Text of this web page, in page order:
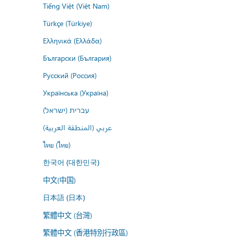
Tiếng Việt (Việt Nam)
Türkçe (Türkiye)
Ελληνικά (Ελλάδα)
Български (България)
Русский (Россия)
Українська (Україна)
עברית (ישראל)
عربي (المنطقة العربية)
ไทย (ไทย)
한국어 (대한민국)
中文(中国)
日本語 (日本)
繁體中文 (台灣)
繁體中文 (香港特別行政區)